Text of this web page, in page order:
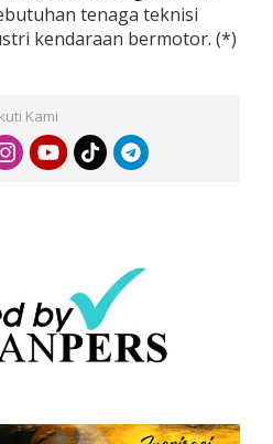
tenaga teknisi
kendaraan bermotor. (*)
Kami